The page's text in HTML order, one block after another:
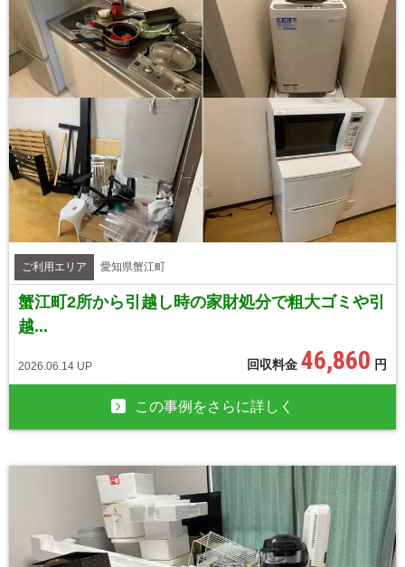
ご利用エリア 愛知県蟹江町
蟹江町2所から引越し時の家財処分で粗大ゴミや引
越...
2026.06.14 UP 回収料金 46,860 円
この事例をさらに詳しく